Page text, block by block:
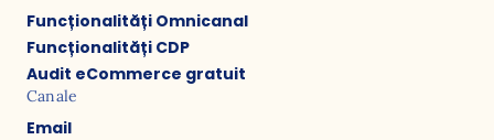
Funcționalități Omnicanal
Funcționalități CDP
Audit eCommerce gratuit
Canale
Email